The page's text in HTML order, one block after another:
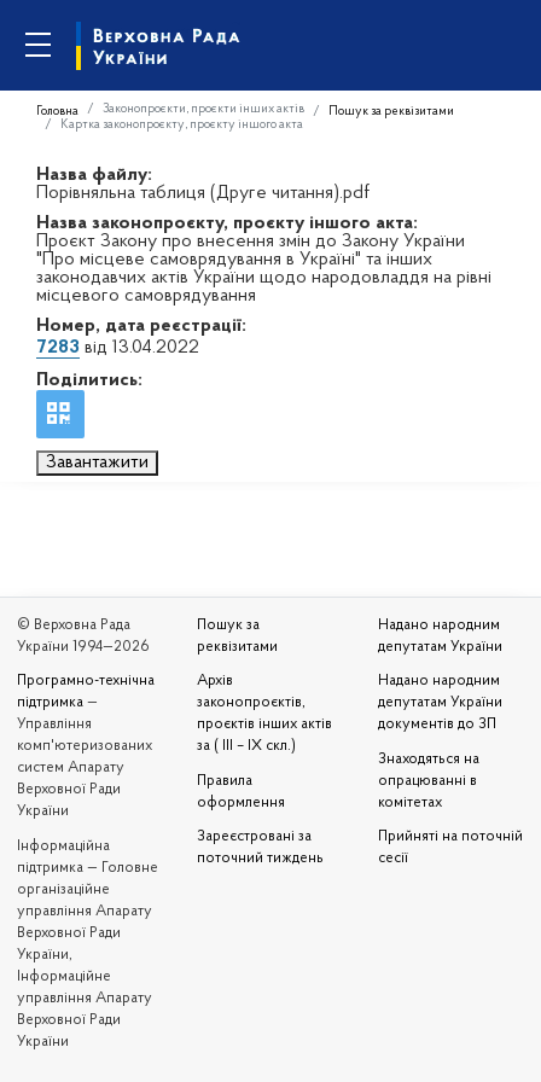
Головна Законопроєкти, проєкти інших актів
Пошук за реквізитами
Картка законопроєкту, проєкту іншого акта
Назва файлу:
Порівняльна таблиця (Друге читання).pdf
Назва законопроєкту, проєкту іншого акта:
Проєкт Закону про внесення змін до Закону України
"Про місцеве самоврядування в Україні" та інших
законодавчих актів України щодо народовладдя на рівні
місцевого самоврядування
Номер, дата реєстрації:
7283 від 13.04.2022
Поділитись:
Завантажити
© Верховна Рада
України 1994—2026
Програмно-технічна
підтримка —
Управління
комп'ютеризованих
систем Апарату
Верховної Ради
України
Iнформаційна
підтримка — Головне
організаційне
управління Апарату
Верховної Ради
України,
Інформаційне
управління Апарату
Верховної Ради
України
Пошук за
реквізитами
Архів
законопроєктів,
проєктів інших актів
за ( III – IX скл.)
Правила
оформлення
Зареєстровані за
поточний тиждень
Надано народним
депутатам України
Надано народним
депутатам України
документів до ЗП
Знаходяться на
опрацюванні в
комітетах
Прийняті на поточній
сесії